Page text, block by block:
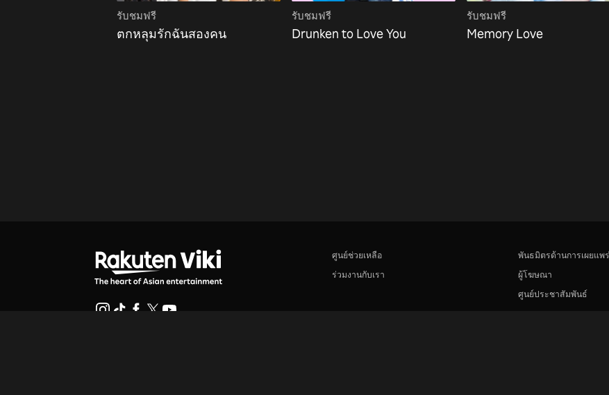
รับชมฟรี
ตกหลุมรักฉันสองคน
รับชมฟรี
Drunken to Love You
รับชมฟรี
Memory Love
ศูนย์ช่วยเหลือ
ร่วมงานกับเรา
พันธมิตรด้านการเผยแพร่
ผู้โฆษณา
ศูนย์ประชาสัมพันธ์